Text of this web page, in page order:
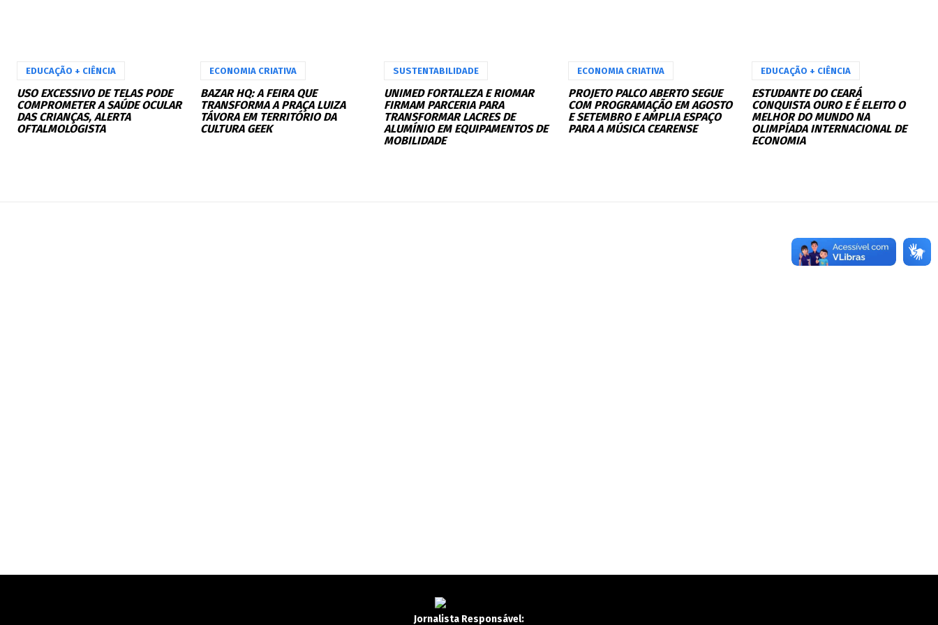
EDUCAÇÃO + CIÊNCIA
USO EXCESSIVO DE TELAS PODE
COMPROMETER A SAÚDE OCULAR
DAS CRIANÇAS, ALERTA
OFTALMOLOGISTA
ECONOMIA CRIATIVA
BAZAR HQ: A FEIRA QUE
TRANSFORMA A PRAÇA LUIZA
TÁVORA EM TERRITÓRIO DA
CULTURA GEEK
SUSTENTABILIDADE
UNIMED FORTALEZA E RIOMAR
FIRMAM PARCERIA PARA
TRANSFORMAR LACRES DE
ALUMÍNIO EM EQUIPAMENTOS DE
MOBILIDADE
ECONOMIA CRIATIVA
PROJETO PALCO ABERTO SEGUE
COM PROGRAMAÇÃO EM AGOSTO
E SETEMBRO E AMPLIA ESPAÇO
PARA A MÚSICA CEARENSE
EDUCAÇÃO + CIÊNCIA
ESTUDANTE DO CEARÁ
CONQUISTA OURO E É ELEITO O
MELHOR DO MUNDO NA
OLIMPÍADA INTERNACIONAL DE
ECONOMIA
Jornalista Responsável: